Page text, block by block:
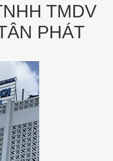
TMDV
PHÁT